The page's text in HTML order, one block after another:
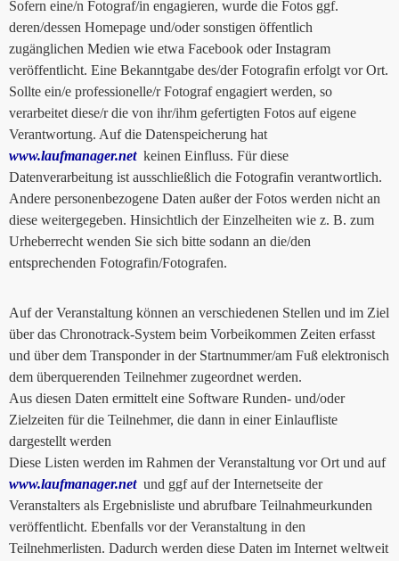
Sofern eine/n Fotograf/in engagieren, wurde die Fotos ggf.
deren/dessen Homepage und/oder sonstigen öffentlich
zugänglichen Medien wie etwa Facebook oder Instagram
veröffentlicht. Eine Bekanntgabe des/der Fotografin erfolgt vor Ort.
Sollte ein/e professionelle/r Fotograf engagiert werden, so
verarbeitet diese/r die von ihr/ihm gefertigten Fotos auf eigene
Verantwortung. Auf die Datenspeicherung hat
www.laufmanager.netkeinen Einfluss. Für diese
Datenverarbeitung ist ausschließlich die Fotografin verantwortlich.
Andere personenbezogene Daten außer der Fotos werden nicht an
diese weitergegeben. Hinsichtlich der Einzelheiten wie z. B. zum
Urheberrecht wenden Sie sich bitte sodann an die/den
entsprechenden Fotografin/Fotografen.
Auf der Veranstaltung können an verschiedenen Stellen und im Ziel
über das Chronotrack-System beim Vorbeikommen Zeiten erfasst
und über dem Transponder in der Startnummer/am Fuß elektronisch
dem überquerenden Teilnehmer zugeordnet werden.
Aus diesen Daten ermittelt eine Software Runden- und/oder
Zielzeiten für die Teilnehmer, die dann in einer Einlaufliste
dargestellt werden
Diese Listen werden im Rahmen der Veranstaltung vor Ort und auf
www.laufmanager.netund ggf auf der Internetseite der
Veranstalters als Ergebnisliste und abrufbare Teilnahmeurkunden
veröffentlicht. Ebenfalls vor der Veranstaltung in den
Teilnehmerlisten. Dadurch werden diese Daten im Internet weltweit